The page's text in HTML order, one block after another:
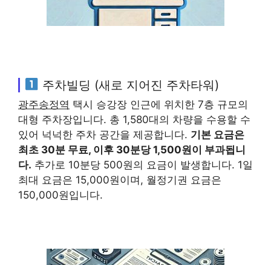
주차빌딩 (새로 지어진 주차타워)
광주송정역 택시 승강장 인근에 위치한 7층 규모의
대형 주차장입니다. 총 1,580대의 차량을 수용할 수
있어 넉넉한 주차 공간을 제공합니다. 기본 요금은
최초 30분 무료, 이후 30분당 1,500원이 부과됩니
다. 추가로 10분당 500원의 요금이 발생합니다. 1일
최대 요금은 15,000원이며, 월정기권 요금은
150,000원입니다.